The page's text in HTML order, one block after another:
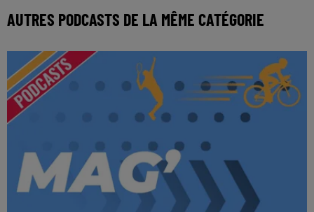
AUTRES PODCASTS DE LA MÊME CATÉGORIE